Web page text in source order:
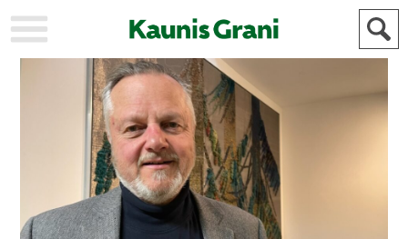
KAUPUNKI
STADEN
AJANKOHTAISTA
AKTUELLT
URHEILU
IDROTT
KULTTUURI
KULTUR
HISTORIA
HISTORIA
YLEINEN
ALLMÄN